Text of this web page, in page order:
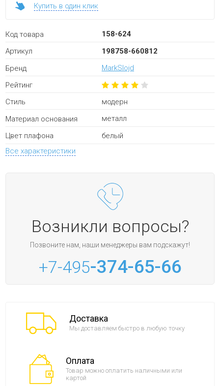
Купить в один клик
Код товара
158-624
Артикул
198758-660812
Бренд
MarkSlojd
Рейтинг
Стиль
модерн
Материал основания
металл
Цвет плафона
белый
Все характеристики
Возникли вопросы?
Позвоните нам, наши менеджеры вам подскажут!
+7-495-374-65-66
Доставка
Мы доставляем быстро в любую точку
Оплата
Товар можно оплатить наличными или
картой